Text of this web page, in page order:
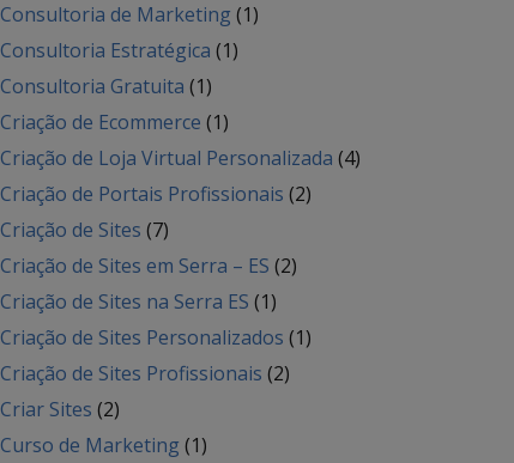
Consultoria de Marketing (1)
Consultoria Estratégica (1)
Consultoria Gratuita (1)
Criação de Ecommerce (1)
Criação de Loja Virtual Personalizada (4)
Criação de Portais Profissionais (2)
Criação de Sites (7)
Criação de Sites em Serra – ES (2)
Criação de Sites na Serra ES (1)
Criação de Sites Personalizados (1)
Criação de Sites Profissionais (2)
Criar Sites (2)
Curso de Marketing (1)